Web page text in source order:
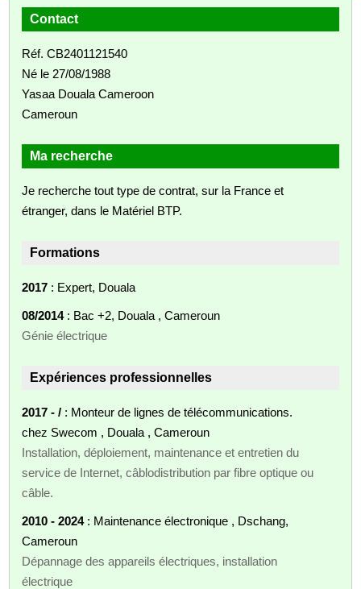
Contact
Réf. CB2401121540
Né le 27/08/1988
Yasaa Douala Cameroon
Cameroun
Ma recherche
Je recherche tout type de contrat, sur la France et
étranger, dans le Matériel BTP.
Formations
2017 : Expert, Douala
08/2014: Bac +2, Douala , Cameroun
Génie électrique
Expériences professionnelles
2017 - / : Monteur de lignes de télécommunications.
chez Swecom , Douala , Cameroun
Installation, déploiement, maintenance et entretien du
service de Internet, câblodistribution par fibre optique ou
câble.
2010 - 2024: Maintenance électronique , Dschang,
Cameroun
Dépannage des appareils électriques, installation
électrique